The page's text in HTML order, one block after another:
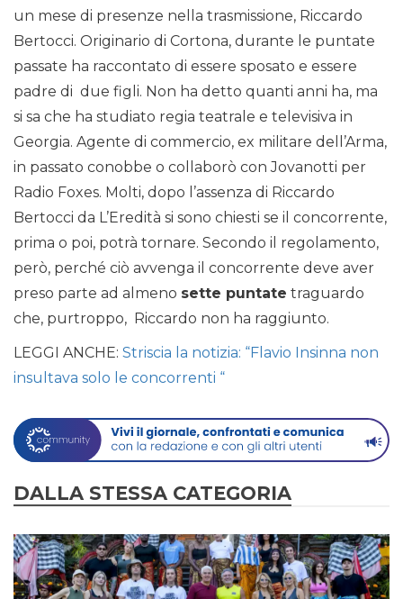
un mese di presenze nella trasmissione, Riccardo
Bertocci. Originario di Cortona, durante le puntate
passate ha raccontato di essere sposato e essere
padre di due figli. Non ha detto quanti anni ha, ma
si sa che ha studiato regia teatrale e televisiva in
Georgia. Agente di commercio, ex militare dell’Arma,
in passato conobbe o collaborò con Jovanotti per
Radio Foxes. Molti, dopo l’assenza di Riccardo
Bertocci da L’Eredità si sono chiesti se il concorrente,
prima o poi, potrà tornare. Secondo il regolamento,
però, perché ciò avvenga il concorrente deve aver
preso parte ad almeno sette puntate traguardo
che, purtroppo, Riccardo non ha raggiunto.
LEGGI ANCHE: Striscia la notizia: “Flavio Insinna non
insultava solo le concorrenti “
DALLA STESSA CATEGORIA